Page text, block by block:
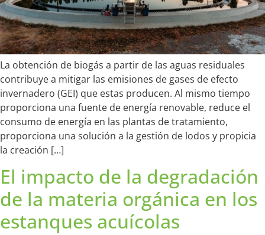
La obtención de biogás a partir de las aguas residuales
contribuye a mitigar las emisiones de gases de efecto
invernadero (GEI) que estas producen. Al mismo tiempo
proporciona una fuente de energía renovable, reduce el
consumo de energía en las plantas de tratamiento,
proporciona una solución a la gestión de lodos y propicia
la creación […]
El impacto de la degradación
de la materia orgánica en los
estanques acuícolas